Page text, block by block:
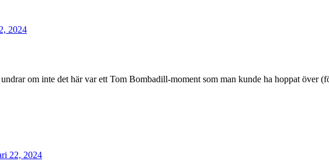
2024
om inte det här var ett Tom Bombadill-moment som man kunde ha hoppat över
22, 2024